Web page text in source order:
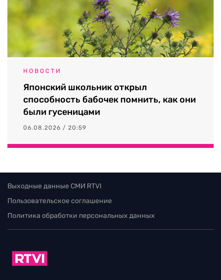
НОВОСТИ
Японский школьник открыл
способность бабочек помнить, как они
были гусеницами
06.08.2026 / 20:59
Выходные данные СМИ RTVI
Пользовательское соглашение
Политика обработки персональных данных